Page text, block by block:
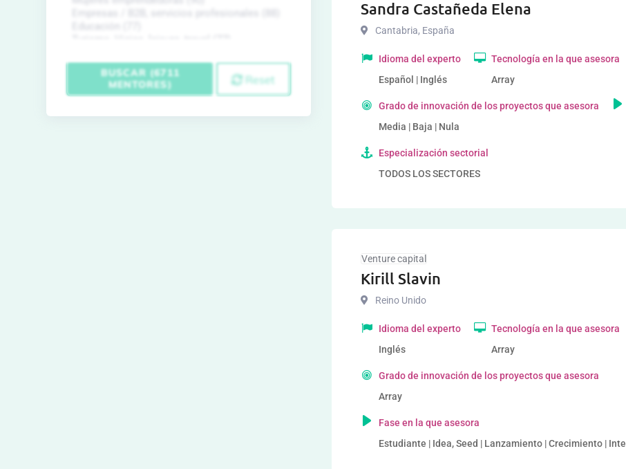
Sandra Castañeda Elena
Cantabria, España
Idioma del experto
Español | Inglés
Tecnología en la que asesora
Array
Grado de innovación de los proyectos que asesora
Media | Baja | Nula
Especialización sectorial
TODOS LOS SECTORES
Venture capital
Kirill Slavin
Reino Unido
Idioma del experto
Inglés
Tecnología en la que asesora
Array
Grado de innovación de los proyectos que asesora
Array
Fase en la que asesora
Estudiante | Idea, Seed | Lanzamiento | Crecimiento |
BUSCAR (6711
MENTORES)
Reset